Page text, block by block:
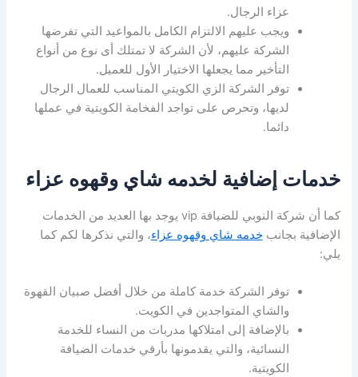
عزاء الرجال.
ويجب عليهم الالتزام الكامل بالمواعيد التي تفرضها
الشركة عليهم، لأن الشركة لا تمتلك أى نوع من أنواع
التأخير مما يجعلها الاختيار الأول للعميل.
توفر الشركة الزي الكويتي المناسب للعمال الرجال
لديها، وتحرص على تواجد الفخامة الكويتية في عملها
دائما.
خدمات إضافية لخدمه شاي وقهوه عزاء
كما أن شركة النوبي للضيافة vip يوجد بها العديد من الخدمات
الإضافية بجانبخدمه شاي وقهوه عزاء، والتي نذكرها لكم كما
يلي:
توفر الشركة خدمة كاملة من خلال أفضل صبيان القهوة
والشاي المتواجدين في الكويت.
بالإضافة إلى امتلاكها مدربات من النساء للخدمة
النسائية، والتي يقدمونها بأرقي خدمات الضيافة
الكويتية.